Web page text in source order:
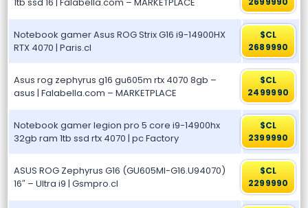
Notebook gamer Asus ROG Strix G16 i9-14900HX
RTX 4070 | Paris.cl
$CL
2689990
Asus rog zephyrus g16 gu605m rtx 4070 8gb –
asus | Falabella.com – MARKETPLACE
$CL
2499990
Notebook gamer legion pro 5 core i9-14900hx
32gb ram 1tb ssd rtx 4070 | pc Factory
$CL
2399990
ASUS ROG Zephyrus G16 (GU605MI-G16.U94070)
16″ – Ultra i9 | Gsmpro.cl
$CL
2299990